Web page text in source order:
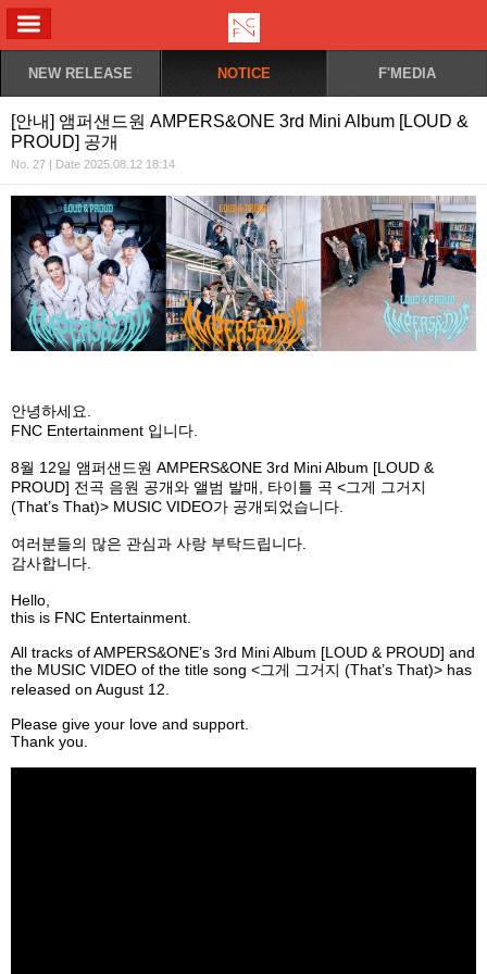
NEW RELEASE NOTICE F'MEDIA
[안내] 앰퍼샌드원 AMPERS&ONE 3rd Mini Album [LOUD &
PROUD] 공개
No. 27 | Date 2025.08.12 18:14
안녕하세요
FNC Entertainment 입니다
8월 12일 앰퍼샌드원 AMPERS&ONE 3rd Mini Album [LOUD &
PROUD] 전곡 음원 공개와 앨범 발매 타이틀 곡 <그게 그거지
(That’s That)> MUSIC VIDEO가 공개되었습니다
여러분들의 많은 관심과 사랑 부탁드립니다
감사합니다
Hello,
this is FNC Entertainment.
All tracks of AMPERS&ONE’s 3rd Mini Album [LOUD & PROUD] and
the MUSIC VIDEO of the title song <그게 그거지 (That’s That)> has
released on August 12.
Please give your love and support.
Thank you.